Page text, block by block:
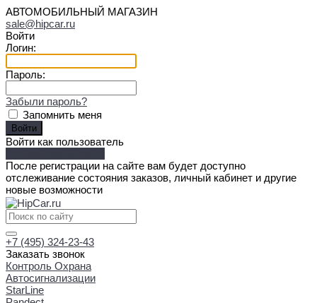
АВТОМОБИЛЬНЫЙ МАГАЗИН
sale@hipcar.ru
Войти
Логин:
Пароль:
Забыли пароль?
Запомнить меня
Войти как пользователь
После регистрации на сайте вам будет доступно
отслеживание состояния заказов, личный кабинет и другие
новые возможности
+7 (495) 324-23-43
Заказать звонок
Контроль Охрана
Автосигнализации
StarLine